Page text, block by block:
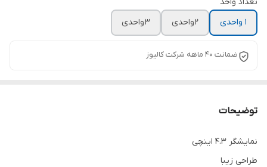
1 واحدی
2 واحدی 3 واحدی
ضمانت ۴۰ ماهه شرکت کالیوز
توضیحات
نمایشگر 4.3 اینچی
طراحی زیبا